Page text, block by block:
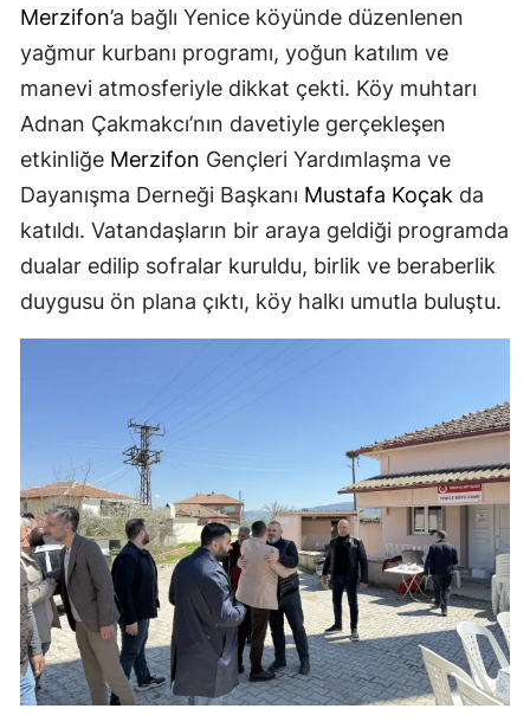
Merzifon’a bağlı Yenice köyünde düzenlenen
yağmur kurbanı programı, yoğun katılım ve
manevi atmosferiyle dikkat çekti. Köy muhtarı
Adnan Çakmakcı’nın davetiyle gerçekleşen
etkinliğe Merzifon Gençleri Yardımlaşma ve
Dayanışma Derneği Başkanı Mustafa Koçak da
katıldı. Vatandaşların bir araya geldiği programda
dualar edilip sofralar kuruldu, birlik ve beraberlik
duygusu ön plana çıktı, köy halkı umutla buluştu.